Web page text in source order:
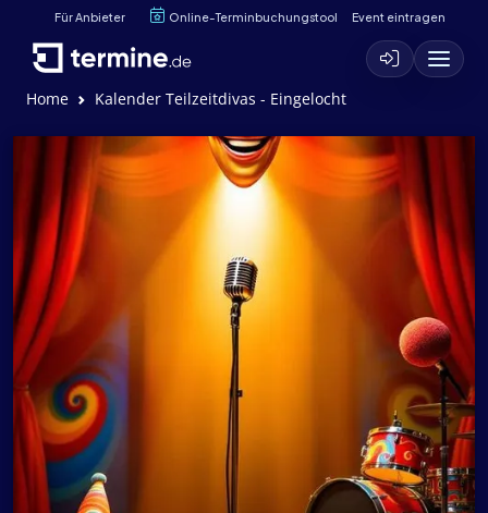
Für Anbieter Online-Terminbuchungstool Event eintragen
Home Kalender Teilzeitdivas - Eingelocht